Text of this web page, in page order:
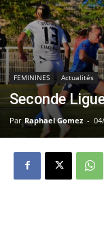
FEMININES Actualités
Seconde
Par Raphael Gomez -